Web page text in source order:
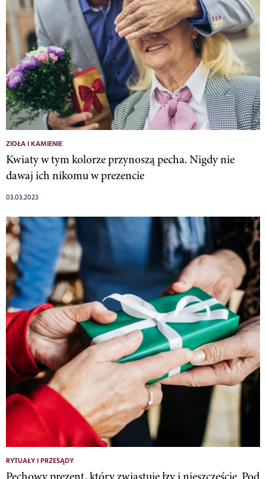
ZIOŁA I KAMIENIE
Kwiaty w tym kolorze przynoszą pecha. Nigdy nie
dawaj ich nikomu w prezencie
03.03.2023
RYTUAŁY I PRZESĄDY